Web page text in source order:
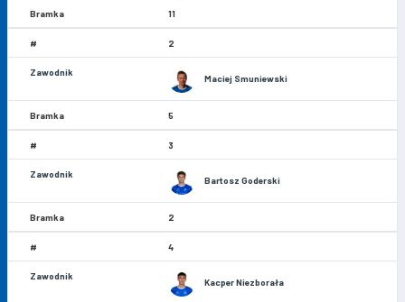
11
2
Maciej Smuniewski
5
3
Bartosz Goderski
2
4
Kacper Niezborała